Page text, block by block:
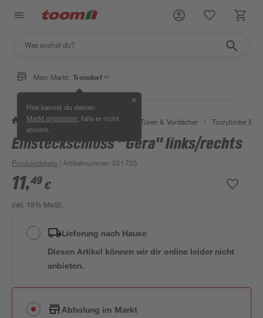
Mein Markt: Troisdorf
Hier kannst du deinen
Markt anpassen , falls er nicht
stimmt.
✕
/ Bauen & Renovieren / Fenster, Türen & Vordächer / Türzylinder &
Einsteckschloss "Gera" links/rechts
Produktdetails | Artikelnummer:351725
11,49 €
inkl. 19% MwSt.
Lieferung nach Hause
Diesen Artikel können wir dir online leider nicht
anbieten.
Abholung im Markt